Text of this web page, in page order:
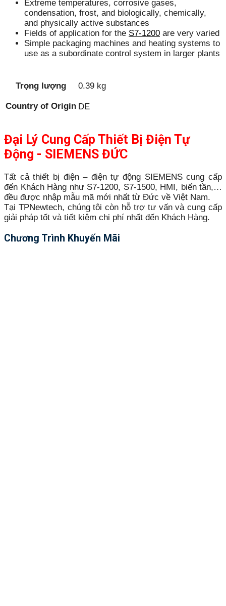
Extreme temperatures, corrosive gases,
condensation, frost, and biologically, chemically,
and physically active substances
Fields of application for the S7-1200 are very varied
Simple packaging machines and heating systems to
use as a subordinate control system in larger plants
Trọng lượng 0.39 kg
Country of Origin DE
Đại Lý Cung Cấp Thiết Bị Điện Tự
Động - SIEMENS ĐỨC
Tất cả thiết bị điện – điện tự động SIEMENS cung cấp
đến Khách Hàng như S7-1200, S7-1500, HMI, biến tần,…
đều được nhập mẫu mã mới nhất từ Đức về Việt Nam.
Tại TPNewtech, chúng tôi còn hỗ trợ tư vấn và cung cấp
giải pháp tốt và tiết kiệm chi phí nhất đến Khách Hàng.
Chương Trình Khuyến Mãi